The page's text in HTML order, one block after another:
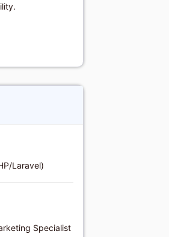
Laravel)
Specialist